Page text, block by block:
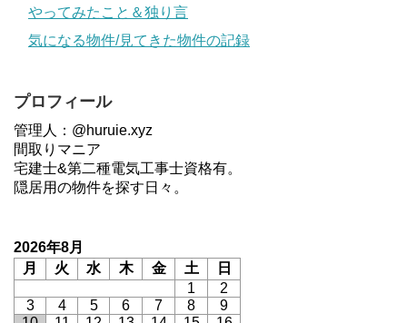
やってみたこと＆独り言
気になる物件/見てきた物件の記録
プロフィール
管理人：@huruie.xyz
間取りマニア
宅建士&第二種電気工事士資格有。
隠居用の物件を探す日々。
2026年8月
月
火 水 木 金 土
日
1
2
3
4 5 6 7 8
9